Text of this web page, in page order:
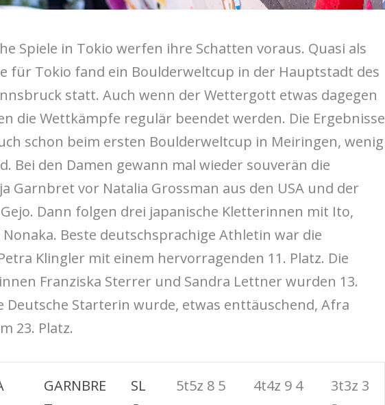
Spiele in Tokio werfen ihre Schatten voraus. Quasi als
für Tokio fand ein Boulderweltcup in der Hauptstadt des
statt. Auch wenn der Wettergott etwas dagegen
die Wettkämpfe regulär beendet werden. Die Ergebnisse
schon beim ersten Boulderweltcup in Meiringen, wenig
Bei den Damen gewann mal wieder souverän die
Garnbret vor Natalia Grossman aus den USA und der
Dann folgen drei japanische Kletterinnen mit Ito,
Beste deutschsprachige Athletin war die
Klingler mit einem hervorragenden 11. Platz. Die
Franziska Sterrer und Sandra Lettner wurden 13.
Deutsche Starterin wurde, etwas enttäuschend, Afra
23. Platz.
GARNBRE
SL
5t5z 8 5 4t4z 9 4
3t3z 3